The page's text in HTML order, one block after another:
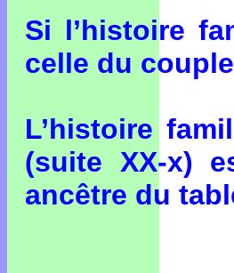
Si l’histoire
celle du
L’histoire
(suite XX-x)
ancêtre du